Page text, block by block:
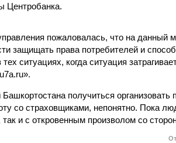
Центробанка.
пожаловалась, что на данный
защищать права потребителей и
ситуациях, когда ситуация
Башкортостана получиться
со страховщиками, непонятно. Пока
и с откровенным произволом со